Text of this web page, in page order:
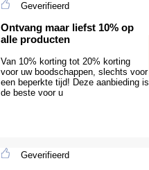
Geverifieerd
Ontvang maar liefst 10% op
alle producten
Van 10% korting tot 20% korting
voor uw boodschappen, slechts voor
een beperkte tijd! Deze aanbieding is
de beste voor u
Geverifieerd